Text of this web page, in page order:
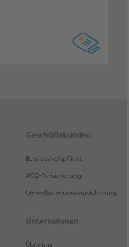
Geschäftskunden
Betriebshaftpflicht
AGG-Versicherung
Umweltschadensversicherung
Unternehmen
Über uns